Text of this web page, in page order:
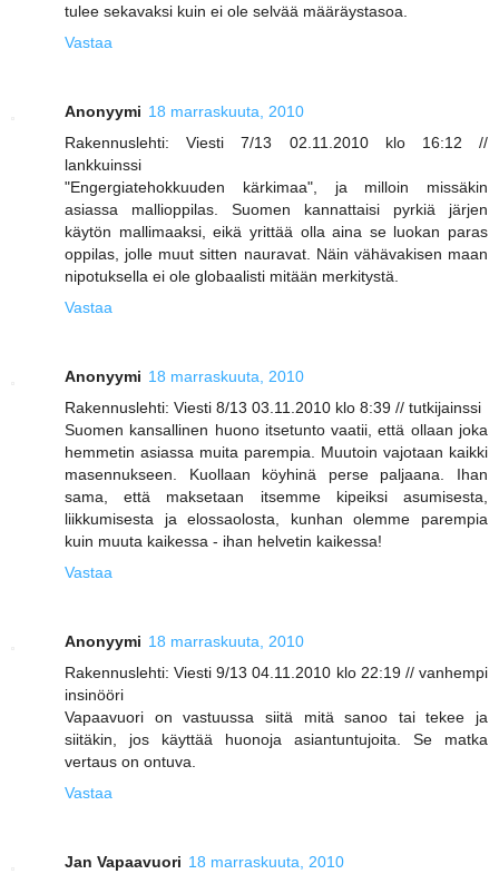
tulee sekavaksi kuin ei ole selvää määräystasoa.
Vastaa
Anonyymi 18 marraskuuta, 2010
Rakennuslehti: Viesti 7/13 02.11.2010 klo 16:12 //
lankkuinssi
"Engergiatehokkuuden kärkimaa", ja milloin missäkin
asiassa mallioppilas. Suomen kannattaisi pyrkiä järjen
käytön mallimaaksi, eikä yrittää olla aina se luokan paras
oppilas, jolle muut sitten nauravat. Näin vähävakisen maan
nipotuksella ei ole globaalisti mitään merkitystä.
Vastaa
Anonyymi 18 marraskuuta, 2010
Rakennuslehti: Viesti 8/13 03.11.2010 klo 8:39 // tutkijainssi
Suomen kansallinen huono itsetunto vaatii, että ollaan joka
hemmetin asiassa muita parempia. Muutoin vajotaan kaikki
masennukseen. Kuollaan köyhinä perse paljaana. Ihan
sama, että maksetaan itsemme kipeiksi asumisesta,
liikkumisesta ja elossaolosta, kunhan olemme parempia
kuin muuta kaikessa - ihan helvetin kaikessa!
Vastaa
Anonyymi 18 marraskuuta, 2010
Rakennuslehti: Viesti 9/13 04.11.2010 klo 22:19 // vanhempi
insinööri
Vapaavuori on vastuussa siitä mitä sanoo tai tekee ja
siitäkin, jos käyttää huonoja asiantuntujoita. Se matka
vertaus on ontuva.
Vastaa
Jan Vapaavuori 18 marraskuuta, 2010